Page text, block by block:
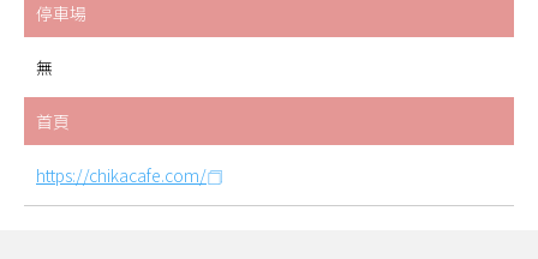
停車場
無
首頁
https://chikacafe.com/